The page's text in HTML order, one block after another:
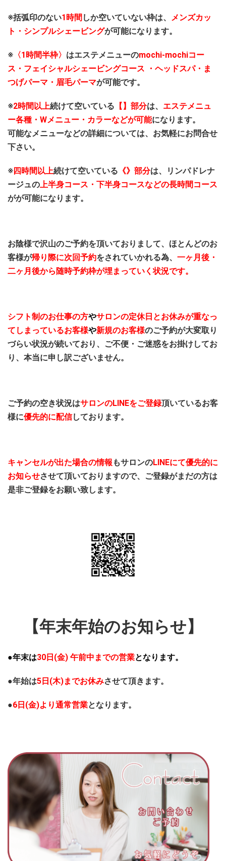
※括弧印のない1時間 しか空いていない枠は、 メンズカッ
ト・シンプルシェービングが可能になります。
※ 〈1時間半枠〉 はエステメニューのmochi-mochiコー
ス・フェイシャルシェービングコース ・ヘッドスパ・ま
つげパーマ・眉毛パーマが可能です。
※2時間以上続けて空いている 【】部分は、 エステメニュ
ー各種・Wメニュー・カラーなどが可能になります。
可能なメニューなどの詳細については、お気軽にお問合せ
下さい。
※四時間以上続けて空いている 《》部分は、リンパドレナ
ージュの上半身コース・下半身コースなどの長時間コース
がが可能になります。
お陰様で沢山のご予約を頂いておりまして、ほとんどのお
客様が帰り際に次回予約をされていかれる為、 一ヶ月後・
二ヶ月後から随時予約枠が埋まっていく状況です。
シフト制のお仕事の方やサロンの定休日とお休みが重なっ
てしまっているお客様や新規のお客様のご予約が大変取り
づらい状況が続いており、ご不便・ご迷惑をお掛けしてお
り、本当に申し訳ございません。
ご予約の空き状況はサロンのLINEをご登録頂いているお客
様に優先的に配信しております。
キャンセルが出た場合の情報 もサロンのLINEにて優先的に
お知らせさせて頂いておりますので、ご登録がまだの方は
是非ご登録をお願い致します。
【年末年始のお知らせ】
●年末は30日(金) 午前中までの営業となります。
●年始は5日(木)までお休みさせて頂きます。
●6日(金)より通常営業となります。